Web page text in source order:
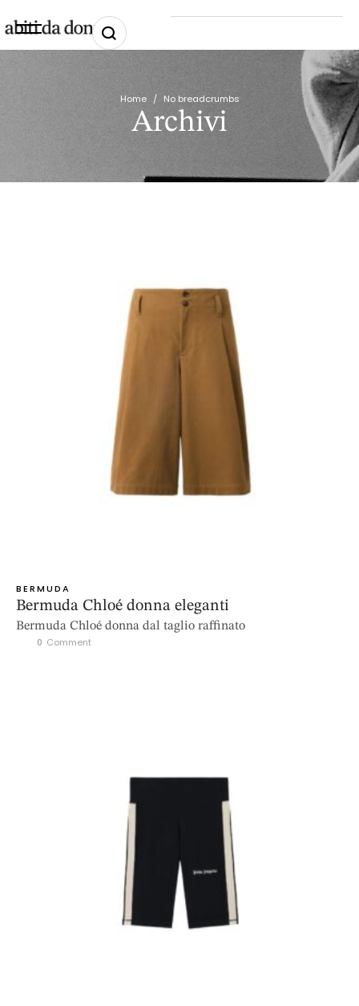
Home / No breadcrumbs
Archivi
BERMUDA
Bermuda Chloé donna eleganti
Bermuda Chloé donna dal taglio raffinato
0 Comment